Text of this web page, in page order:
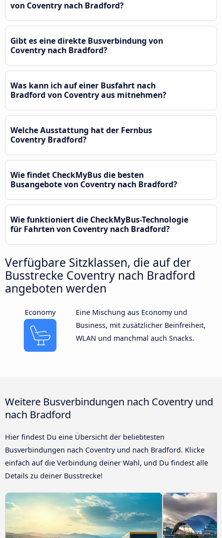
von Coventry nach Bradford?
Gibt es eine direkte Busverbindung von
Coventry nach Bradford?
Was kann ich auf einer Busfahrt nach
Bradford von Coventry aus mitnehmen?
Welche Ausstattung hat der Fernbus
Coventry Bradford?
Wie findet CheckMyBus die besten
Busangebote von Coventry nach Bradford?
Wie funktioniert die CheckMyBus-Technologie
für Fahrten von Coventry nach Bradford?
Verfügbare Sitzklassen, die auf der
Busstrecke Coventry nach Bradford
angeboten werden
Economy
Eine Mischung aus Economy und
Business, mit zusätzlicher Beinfreiheit,
WLAN und manchmal auch Snacks.
Weitere Busverbindungen nach Coventry und
nach Bradford
Hier findest Du eine Übersicht der beliebtesten
Busverbindungen nach Coventry und nach Bradford. Klicke
einfach auf die Verbindung deiner Wahl, und Du findest alle
Details zu deiner Busstrecke!